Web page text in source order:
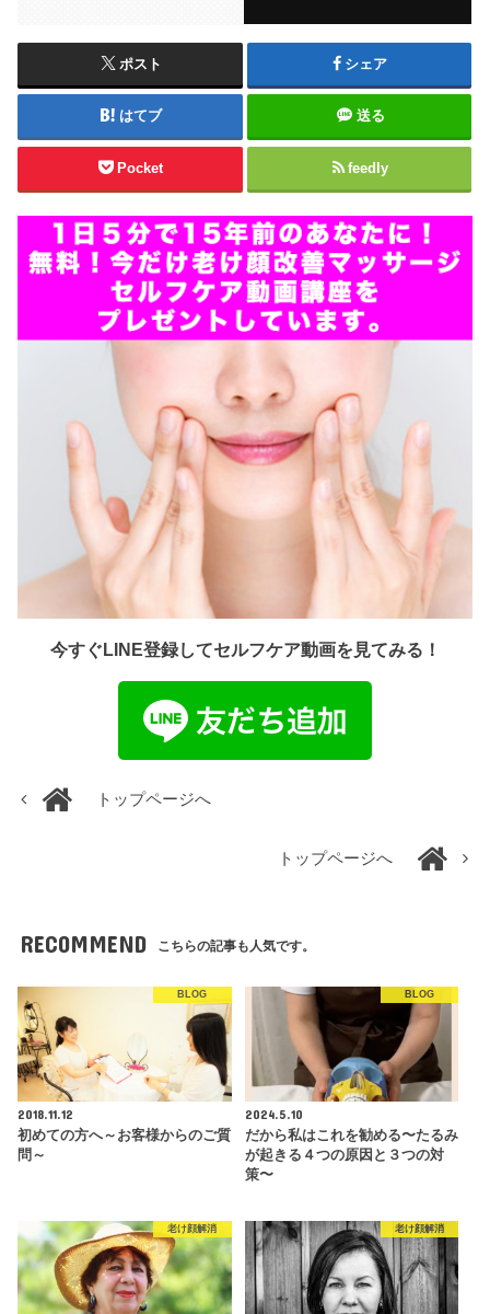
ポスト シェア
はてブ 送る
Pocket feedly
今すぐLINE登録してセルフケア動画を見てみる！
トップページへ
トップページへ
RECOMMEND こちらの記事も人気です。
BLOG
2018.11.12
初めての方へ～お客様からのご質
問～
BLOG
2024.5.10
だから私はこれを勧める〜たるみ
が起きる４つの原因と３つの対
策〜
老け顔解消 老け顔解消